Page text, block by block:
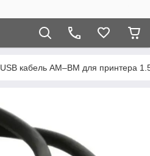
USB кабель AM–BM для принтера